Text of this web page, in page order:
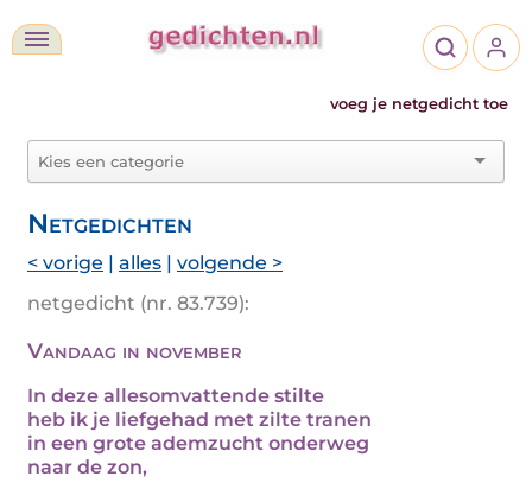
voeg je netgedicht toe
Netgedichten
< vorige | alles | volgende >
netgedicht (nr. 83.739):
Vandaag in november
In deze allesomvattende stilte
heb ik je liefgehad met zilte tranen
in een grote ademzucht onderweg
naar de zon,